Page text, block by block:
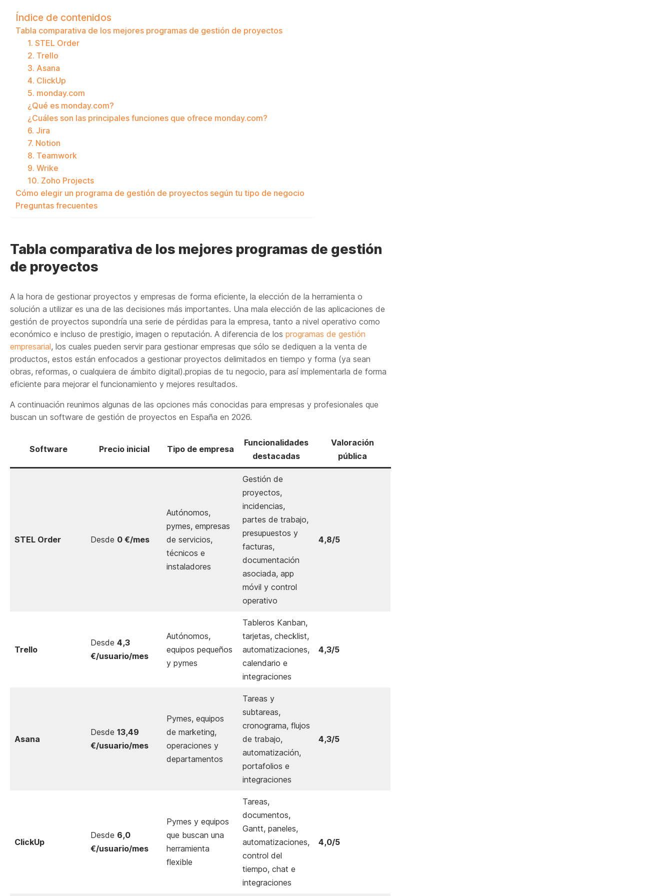
Índice de contenidos
Tabla comparativa de los mejores programas de gestión de proyectos
1. STEL Order
2. Trello
3. Asana
4. ClickUp
5. monday.com
¿Qué es monday.com?
¿Cuáles son las principales funciones que ofrece monday.com?
6. Jira
7. Notion
8. Teamwork
9. Wrike
10. Zoho Projects
Cómo elegir un programa de gestión de proyectos según tu tipo de negocio
Preguntas frecuentes
Tabla comparativa de los mejores programas de gestión
de proyectos
A la hora de gestionar proyectos y empresas de forma eficiente, la elección de la herramienta o
solución a utilizar es una de las decisiones más importantes. Una mala elección de las aplicaciones de
gestión de proyectos supondría una serie de pérdidas para la empresa, tanto a nivel operativo como
económico e incluso de prestigio, imagen o reputación. A diferencia de los programas de gestión
empresarial, los cuales pueden servir para gestionar empresas que sólo se dediquen a la venta de
productos, estos están enfocados a gestionar proyectos delimitados en tiempo y forma (ya sean
obras, reformas, o cualquiera de ámbito digital).propias de tu negocio, para así implementarla de forma
eficiente para mejorar el funcionamiento y mejores resultados.
A continuación reunimos algunas de las opciones más conocidas para empresas y profesionales que
buscan un software de gestión de proyectos en España en 2026.
Software Precio inicial Tipo de empresa
Funcionalidades
destacadas
Valoración
pública
STEL Order Desde 0 €/mes
Autónomos,
pymes, empresas
de servicios,
técnicos e
instaladores
Gestión de
proyectos,
incidencias,
partes de trabajo,
presupuestos y
facturas,
documentación
asociada, app
móvil y control
operativo
4,8/5
Trello
Desde 4,3
€/usuario/mes
Autónomos,
equipos pequeños
y pymes
Tableros Kanban,
tarjetas, checklist,
automatizaciones,
calendario e
integraciones
4,3/5
Asana
Desde 13,49
€/usuario/mes
Pymes, equipos
de marketing,
operaciones y
departamentos
Tareas y
subtareas,
cronograma, flujos
de trabajo,
automatización,
portafolios e
integraciones
4,3/5
ClickUp
Desde 6,0
€/usuario/mes
Pymes y equipos
que buscan una
herramienta
flexible
Tareas,
documentos,
Gantt, paneles,
automatizaciones,
control del
tiempo, chat e
integraciones
4,0/5